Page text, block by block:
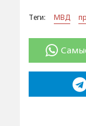
Теги: МВД